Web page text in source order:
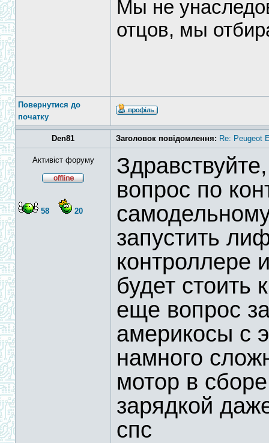
Мы не
отцов, мы
Повернутися до
початку
Den81 Заголовок повідомлення: Re: Peugeot
Активіст форуму
58 20
вопрос по
запустить
контроллере
будет стоить
еще вопрос
америкосы с
намного
мотор в
зарядкой
спс